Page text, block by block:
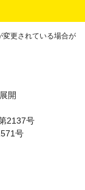
更されている場合が
開
2137号
号